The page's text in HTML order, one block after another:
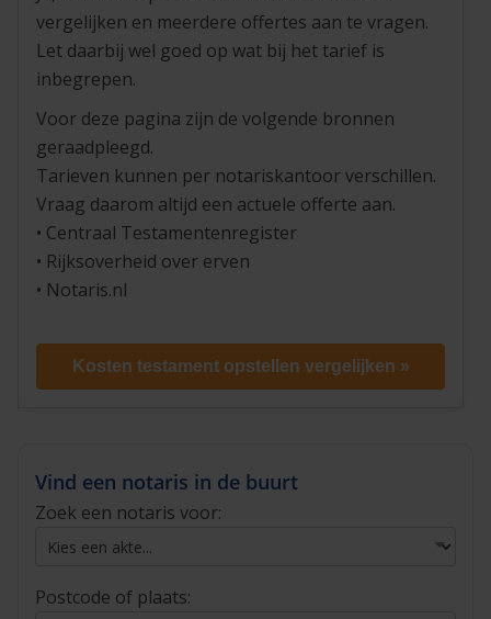
vergelijken en meerdere offertes aan te vragen.
Let daarbij wel goed op wat bij het tarief is
inbegrepen.
Voor deze pagina zijn de volgende bronnen
geraadpleegd.
Tarieven kunnen per notariskantoor verschillen.
Vraag daarom altijd een actuele offerte aan.
• Centraal Testamentenregister
• Rijksoverheid over erven
• Notaris.nl
Kosten testament opstellen vergelijken »
Vind een notaris in de buurt
Zoek een notaris voor:
Postcode of plaats: